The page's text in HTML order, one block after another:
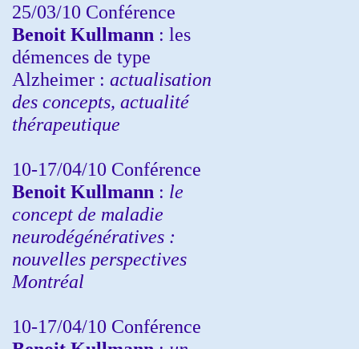
25/03/10 Conférence
Benoit Kullmann : les
démences de type
Alzheimer : actualisation
des concepts, actualité
thérapeutique
10-17/04/10 Conférence
Benoit Kullmann : le
concept de maladie
neurodégénératives :
nouvelles perspectives
Montréal
10-17/04/10 Conférence